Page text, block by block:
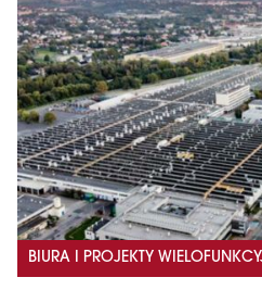
BIURA I PROJEKTY